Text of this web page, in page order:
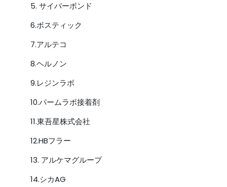
5. サイバーボンド
6.ボスティック
7.アルテコ
8.ヘルノン
9.レジンラボ
10.パームラボ接着剤
11.東吾星株式会社
12.HBフラー
13. アルケマグループ
14.シカAG